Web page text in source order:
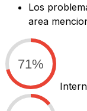
Los
area
71%